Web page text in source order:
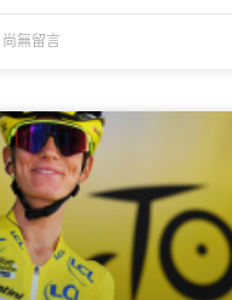
尚無留言